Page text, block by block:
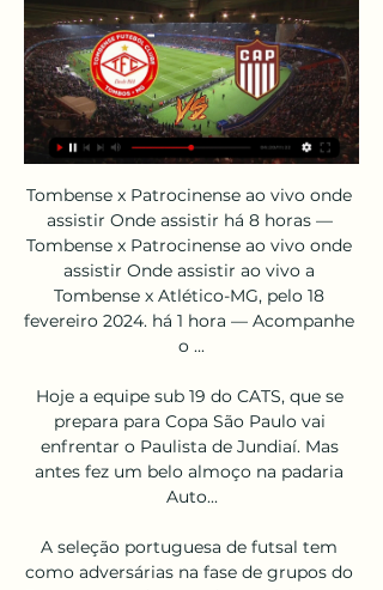
Tombense x Patrocinense ao vivo onde assistir Onde assistir há 8 horas — Tombense x Patrocinense ao vivo onde assistir Onde assistir ao vivo a Tombense x Atlético-MG, pelo 18 fevereiro 2024. há 1 hora — Acompanhe o ...

Hoje a equipe sub 19 do CATS, que se prepara para Copa São Paulo vai enfrentar o Paulista de Jundiaí. Mas antes fez um belo almoço na padaria Auto...

A seleção portuguesa de futsal tem como adversárias na fase de grupos do Europeu, que decorrerá no próximo ano na Eslovénia, a Roménia e a Ucrânia, …

Pelo segundo ano consecutivo, a Liga Portuguesa de Basquetebol terá jogos agendados entre o Natal e o Ano Novo - Benfica-Oliveirense e FC Porto-V. Guimarães, na próxima sexta-feira, são os pratos fortes -, fruto de um calendário que se tornou mais denso com a criação de uma etapa intermédia antes do play-off.

FERROVIÁRIA FIRME E FORTE. o último sábado AFE empatou com Linense, na Arena da Fonte. Foi o primeiro empate “quebrando” a série dos 100 por cento. Mas o empate não foi um "desastre", os grenás já estão praticamente com vaga garantida na próxima fase com a vantagem de decidir em “casa”.

O FC Porto bateu esta quinta-feira a Ovarense (99-73), no Dragão Caixa, em jogo referente à 7.ª jornada da 2.ª fase da Liga Portuguesa de Basquetebol

O Senac São José dos Campos forma profissionais qualificados para atuar no mercado de trabalho desde 1992, quando foi inaugurado. A terceira unidade construída no Vale do Paraíba, seguindo Taubaté e Guaratinguetá, transformou 5660 m2 de terreno em um centro de conhecimento para o trabalho e de formação profissional.

O deputado estadual Wellington do Curso, um torcedor quase sempre presente aos estádios de futebol, decidiu “comprar a briga” justíssima da torcida do Moto Club de São Luís …

Direções para Hospital Samaritano, a partir dos locais mais visitados em Barra Da Tijuca, usando o transporte público. As linhas abaixo têm rotas que passam perto de Hospital Samaritano - Ônibus: 565, 691 - 693, 900, 991.

Loulé, tal como outras cidades do sul do pais, vive essencialmente do turismo em termos económicos. Esta cidade com cerca de 20 mil habitantes concentra alguns dos mais importantes centros turísticos do …

Encontra as melhores cotas Bragantino - Ponte Preta de Futebol na SmartBets. Junta-te à SmartBets e personaliza a tua conta para ter a melhor experiência de comparação de cotas do mercado.

Juniores: Acompanhe Vasco x Vitória, pela Copa do Brasil Sub-20, em tempo real. Quarta-feira, 03/05/2017 - 14:45. Tweetar comentários. No jogo de ida das quartas de final da Copa do Brasil Sub-20, o Vasco enfrenta o Vitória nesta 4ª-feira às 15h em São Januário.

Neste tipo de loja, o consumidor tem acesso a demonstrações de experiência móvel, englobando música, navegação, vídeo, imagens, Internet e jogos. Cada aparelho em demonstração está conectado à Internet por uma rede WiFi e equipado com acessórios, como caixas de som, fones de ouvido, telas de LCD, impressoras fotográﬁcas e laptops.

Grande resultado para o CAB Madeira SAD, que com um triunfo no pavilhão da UD Oliveirense, segunda classificada, quebrou um ciclo de três derrotas consecutivas, ao passo que os donos da casa, em sentido inverso, já não escorregavam desde 29 de dezembro.

Tele Sena de Aniversário 2019 – Dois Carros Todos os Dias: Confira o resultado Parcial da Tele Sena de 28º Aniversário – 05/11/2019. 5 de novembro de 2019 Redação Loterias, Tele Sena Resultados 2019 0

Futebol Mineiro.TV ... Patrocinense x Democrata-SL - Playoffs de Rebaixamento. 1; 2; 3; 4; 5; 6; 7; 8; 9; 10. Melhores Momentos · Melhores Momentos: Pouso Alegre 2 x 2 Tombense - ...

O Mais Querido voltou a vencer no Campeonato Brasileiro da Série C. Neste sábado (6), com o Frasqueirão lotado, o Alvinegro enfrentou o Treze/PB, em jogo válido pela 11ª rodada da competição, e com uma boa apresentação derrotou o adversário pelo placar de 2 a 0. Os gols do triunfo foram marcados por Joécio e … Continued

Calling to the Stage! - Actors | DKOE Network há 8 horas — [HOJE<<]] assistir Tombense x Patrocinense ao vivo TOMBENSE X PATROCINENSE - CAMPEONATO MINEIRO 2021 18.02.2024 12 de mar. de 2021 ...

Tombense x Patrocinense ao vivo online - Stong College há 8 horas — Tombense x Patrocinense ao vivo online Patrocinense x Tombense Ao Vivo E Online: Onde Assistir 18/02/2024 Tombense x C A Patrocinense.

A RTP2 transmite este domingo, a partir das 16:00, em direto, “o grande dérbi” entre Ovarense Gavex e UD Oliveirense, “um jogo com grandes pergaminhos no nosso basquetebol” Anúncio feito esta tarde pela Federação Portuguesa de Basquetebol no seu site. “Um embate entre o quarto e segundo classificado, respetivamente, e que promete.

É proibido o uso ou publicação deste conteúdo sem a devida autorização. Os infratores ficarão sujeitos a penas previstas por lei. OFuxico não envia mensagens de e-mail sobre promoções, notícias ou novidades. 2000 • 2019 ® OFuxico

A partir da segunda fase da Liga Nacional Masculina e Feminina, a competição terá transmissão ao vivo. Nas quartas de final, a Bandsports vai transmitir duas partidas de cada naipe. Já as semifinais e finais serão transmitidas pela Band, Bandsports e SporTV. Liga Nacional Masculina de Handebol. São Caetano X São Bernardo/Metodista/Besni

Ter uma defesa forte é uma das especialidades do técnico Gilson Kleina. E na Ponte Preta sempre foi assim. Tanto que, na arrancada do ano passado, a Macaca não sofreu gols em cinco de nove jogos disputados na Série B. Diante do Vila Nova, na próxima quinta, a equipe pode repetir uma sequência positiva de três jogos sem sofrer gols.

Campinas, SP, 18 - O Benfica só precisava de um empate para ser o campeão português da temporada 2018/2019 neste sábado, mas ao golear o Santa Clara por 4 a 1, no Estádio da Luz, em Lisboa, garantindo seu 37.º título nacional na história, a equipe manteve a supremacia no país, com o maior número de conquistas.

Questão de concurso da matéria Conhecimentos Específicos de um determinado Cargo/Área e ÁREA e Marcenaria / Carpintaria / Serralheria, questão 111035 - Índice …

RIO-AVE - VITÓRIA-SETÚBAL Compara ambas as performances das equipas. Baseia as tuas previsões nos golos, cantos e cartões. PORTUGAL PRIMEIRA-LIGA - 2019 January 13. Ao Vivo Resultados ao Vivo Resultados About Us Contact Us.

Do professor e doutor em comunicação Leonardo Torres: “A Internet está completando 50 anos e o mundo se comunica cada vez menos. Já que não há comunicação, a vida se tornou solitária e a solidão, por sua vez, é uma das piores torturas humanas. Estamos cada vez mais conectados, mas cada vez menos em comunicação e comunhão”.

Reserva no clássico contra o Corinthians, Carlos Sánchez voltou a ser titular e fez o gol do Santos na vitória por 1 a 0 sobre o Bahia ne...

O Treze foi para 18 pontos, em oitavo lugar, e para escapar do rebaixamento, terá de vencer na última rodada o Botafogo-PB num clássico paraibano. O ABC pode chegar aos 18 pontos na última rodada, mas tem duas vitórias a menos do que o Treze.

Bragantino x Ponte Preta – O duelo ao vivo desta terça-feira(23), contará com um jogo bastante interessante em nível de acesso a Série A do ano que vem entre Bragantino x Ponte Preta. O jogo é válido pela 11ª rodada da Série B e tem previsão para começar às 20:30(no horário de Brasília). A …

Habilitar profissionais que estão iniciando sua atuação na área de marketing e produtos a desenvolver suas atividades de forma mais estruturada, estratégica e focada no mercado, transformando sua atuação no dia a dia e aumentando rapidamente sua contribuição para …

Os nossos valores são os melhores em custo benefício da região. Temos os menores preços e alta qualidade de ensino. Programas de Bolsas Outra facilidade que oferecemos é o nosso Programa de Bolsas de Estudos, na qual, você pode obter bolsa de até 80% sobre o valor da mensalidade. Interessado em viver essa experiência conosco?

2009 – Categoria: transmissão ao vivo - » tv ao vivo . Neste domingo Barueri e. Você vai assistir o jogo ao vivo pelo Justin tv. E não vai precisar pagar nada por isso, é grátis! Futebol ao vivo de graça, como você quiser. O jogo será realizado as 17:00 horário de Brasília.

Campeonato Mineiro Módulo I e II Campeonato Mineiro 2024: Tombense x Patrocinense - 7ª Rodada. NSPORTS Mineiro Módulo I: Villa Nova x Patrocinense - AO VIVO E COM IMAGENS. NSPORTS · 2:24:25 ...

Encontre aqui diversas informações sobre Entretenimento e Lazer em Rio de Janeiro, RJ. Confira o telefone, endereço, avaliações dos clientes e mais detalhes de todos os estabelecimentos de RJ. Veja agora como chegar ao seu destino.

Entre os clubes que assinaram o documento, dois são baianos. Bahia e Fluminense de Feira garantiram tanto a permanência na Liga como o apoio à competição. Já o Vitória, apesar de ter divulgado em seu site oficial que também permanece filiado à Liga, não participou do manifesto.

Nesta terça-feira (23), Bragantino e Ponte Preta se enfrentam pela 11ª rodada da Série B 2019. O jogo será no Nabizão às 20h30 (horário de Brasília). View this post on Instagram. VALEU Os jogadores Romário e Osman aceitaram novas propostas e seguiram caminho para o Vila Nova e futebol sul-coreano, respectivamente.

Gerador Placa Solar Conectado À Rede 1.32kwp (on Grid Tie) São Paulo . R$ 850. 12x R$ 70 83 sem juros .. Rio de Janeiro . R$ 2.072 03. 12x R$ 172 67 sem juros Kit 2 Placa Solar 150w Controlador 30a Bateria 115ah .. Kit Aquecedor Solar Boiler 200 Litros Aço 316l 2 Placas 1x1m . 2 vendidos - …

Para realizar esse jogo eu já vinha pensando a muito em ter um dia especial pra fazer esse confronto com o Expressinho, sabendo da tradição que tem essa equipe em formar jogadores para o time principal, totalmente diferente da nossa escolinha,</b><br /><b>que o aluno ao completar 17 anos (limite de idade da escolinha) fica sem ter aonde jogar, porque a cidade não oferece condições para.

Na Eslovénia, todos os veículos estão sujeitos ao pagamento de portagens em estradas selecionadas e no túnel de Karawanken.